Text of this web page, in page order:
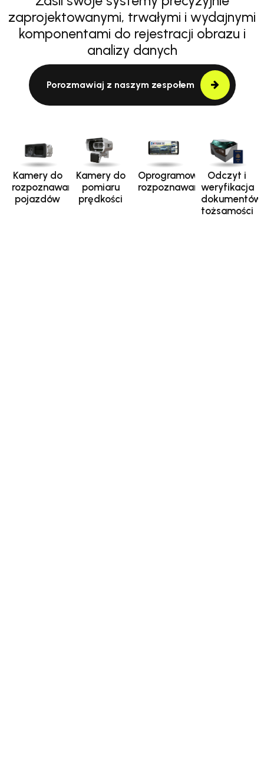
zaprojektowanymi, trwałymi i wydajnymi
komponentami do rejestracji obrazu i
analizy danych
Porozmawiaj z naszym zespołem
Kamery do
rozpoznawania
pojazdów
Kamery do
pomiaru
prędkości
Oprogramowanie
rozpoznawania
Odczyt i
weryfikacja
dokumentów
tożsamości